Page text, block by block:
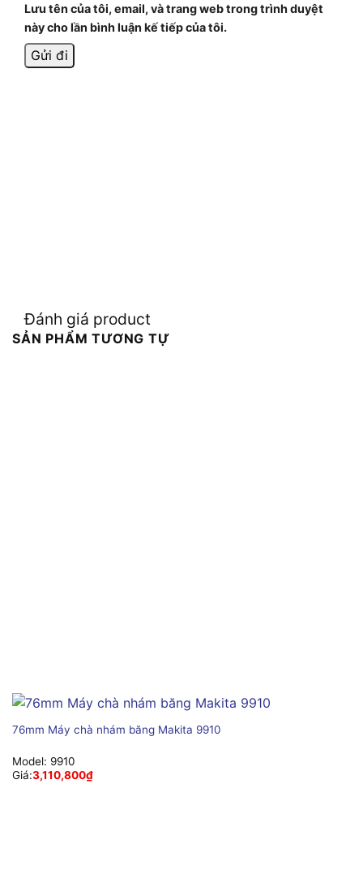
Lưu tên của tôi, email, và trang web trong trình duyệt
này cho lần bình luận kế tiếp của tôi.
Đánh giá product
SẢN PHẨM TƯƠNG TỰ
76mm Máy chà nhám băng Makita 9910
Model: 9910
Giá:3,110,800₫